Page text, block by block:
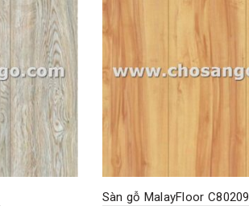
Sàn gỗ MalayFloor C80209